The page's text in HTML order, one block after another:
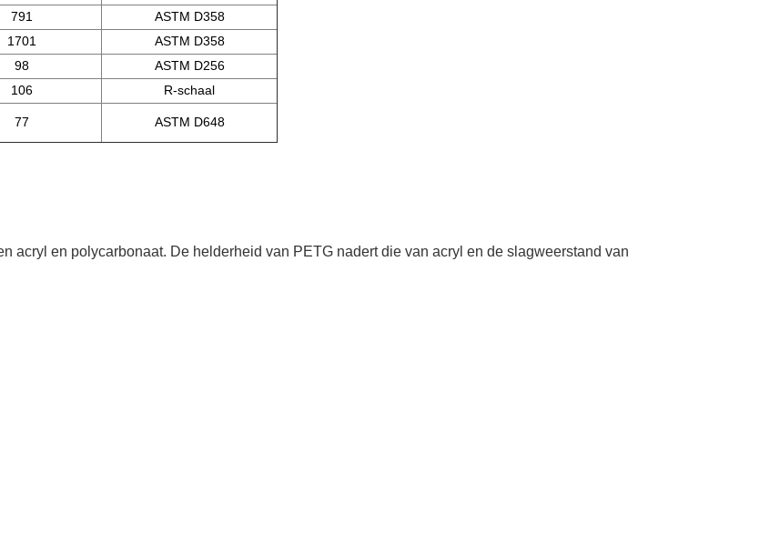
791
ASTM D358
1701
ASTM D358
98
ASTM D256
106
R-schaal
77 ASTM D648
acryl en polycarbonaat. De helderheid van PETG nadert die van acryl en de slagweerstand van